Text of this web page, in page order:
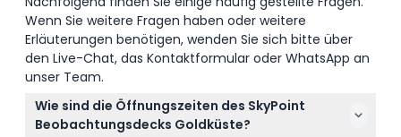
Wenn Sie weitere Fragen haben oder weitere
Erläuterungen benötigen, wenden Sie sich bitte über
den Live-Chat, das Kontaktformular oder WhatsApp an
unser Team.
Wie sind die Öffnungszeiten des SkyPoint
Beobachtungsdecks Goldküste?